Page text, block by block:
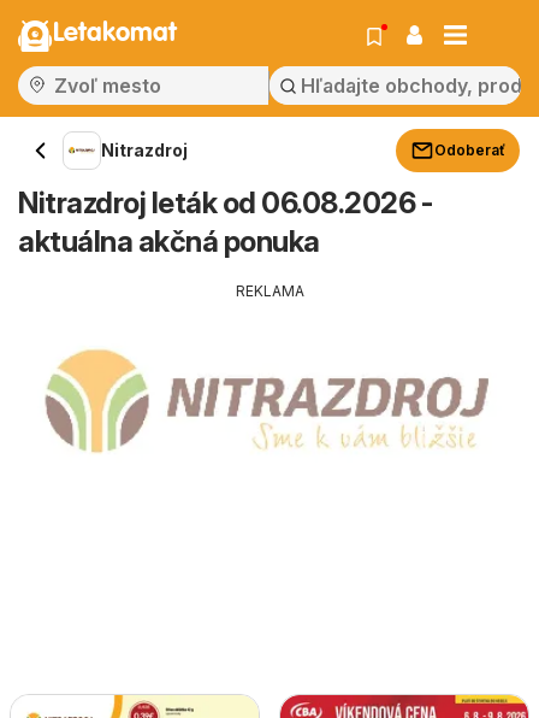
Letakomat
Nitrazdroj Odoberať
Nitrazdroj leták od 06.08.2026 -
aktuálna akčná ponuka
REKLAMA